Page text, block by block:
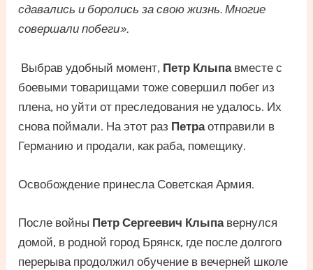
сдавались и боролись за свою жизнь. Многие
совершали побеги».
Выбрав удобный момент, Петр Клыпавместе с
боевыми товарищами тоже совершил побег из
плена, но уйти от преследования не удалось. Их
снова поймали. На этот раз Петраотправили в
Германию и продали, как раба, помещику.
Освобождение принесла Советская Армия.
После войны Петр Сергеевич Клыпавернулся
домой, в родной город Брянск, где после долгого
перерыва продолжил обучение в вечерней школе